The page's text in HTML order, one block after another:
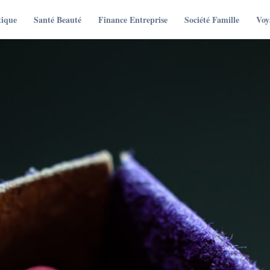
Santé Beauté Finance Entreprise Société Famille